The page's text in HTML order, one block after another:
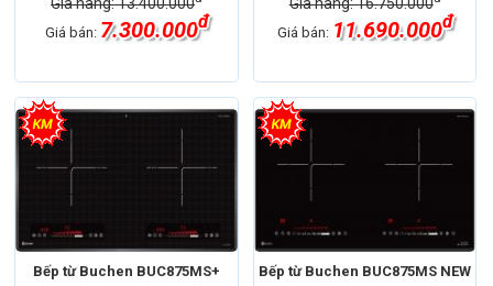
Giá bán: 7.300.000đ Giá bán: 11.690.000đ
Bếp từ Buchen BUC875MS+ Bếp từ Buchen BUC875MS NEW